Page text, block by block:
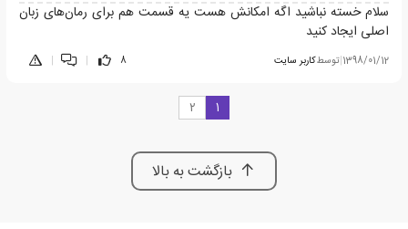
سلام خسته نباشید اگه امکانش هست یه قسمت هم برای رمان‌های زبان
اصلی ایجاد کنید
1398/01/12
|توسطکاربر سایت 8
|
|
1
2
بازگشت به بالا